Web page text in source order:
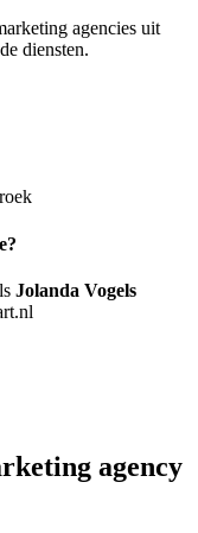
agencies uit
diensten.
Jolanda Vogels
agency